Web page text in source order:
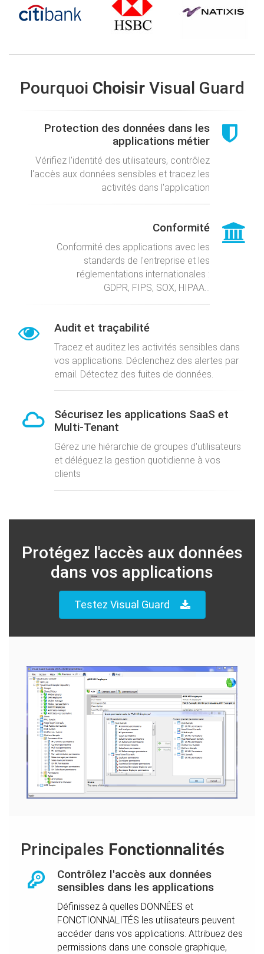
Pourquoi ChoisirVisual Guard
Protection des données dans les
applications métier
Vérifiez l'identité des utilisateurs, contrôlez
l'accès aux données sensibles et tracez les
activités dans l'application
Conformité
Conformité des applications avec les
standards de l'entreprise et les
réglementations internationales :
GDPR, FIPS, SOX, HIPAA...
Audit et traçabilité
Tracez et auditez les activités sensibles dans
vos applications. Déclenchez des alertes par
email. Détectez des fuites de données.
Sécurisez les applications SaaS et
Multi-Tenant
Gérez une hiérarchie de groupes d'utilisateurs
et déléguez la gestion quotidienne à vos
clients
Protégez l'accès aux données
dans vos applications
Testez Visual Guard
Principales Fonctionnalités
Contrôlez l'accès aux données
sensibles dans les applications
Définissez à quelles DONNÉES et
FONCTIONNALITÉS les utilisateurs peuvent
accéder dans vos applications. Attribuez des
permissions dans une console graphique,